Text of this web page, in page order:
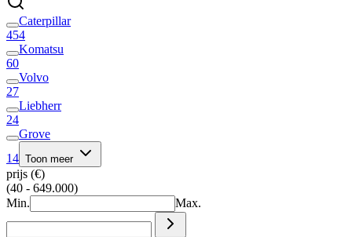
Caterpillar
454
Komatsu
60
Volvo
27
Liebherr
24
Grove
14 Toon meer
prijs (€)
(40 - 649.000)
Min.
Max.